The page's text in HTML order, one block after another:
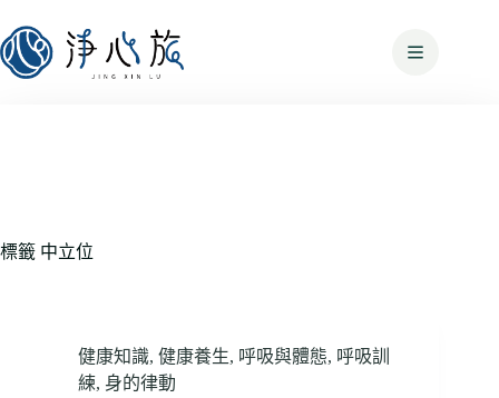
標籤 中立位
健康知識, 健康養生, 呼吸與體態, 呼吸訓
練, 身的律動